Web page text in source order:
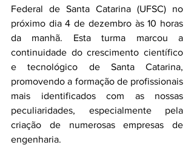
Federal de Santa Catarina (UFSC) no
próximo dia 4 de dezembro às 10 horas
da manhã. Esta turma marcou a
continuidade do crescimento científico
e tecnológico de Santa Catarina,
promovendo a formação de profissionais
mais identificados com as nossas
peculiaridades, especialmente pela
criação de numerosas empresas de
engenharia.